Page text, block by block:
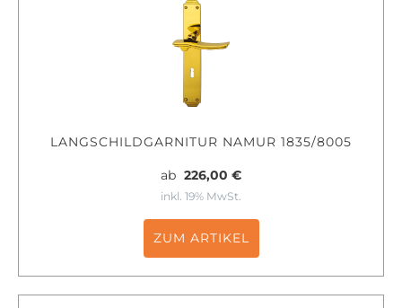
LANGSCHILDGARNITUR NAMUR 1835/8005
ab 226,00 €
inkl. 19% MwSt.
ZUM ARTIKEL